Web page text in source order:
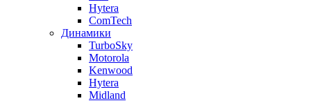
Hytera
ComTech
Динамики
TurboSky
Motorola
Kenwood
Hytera
Midland